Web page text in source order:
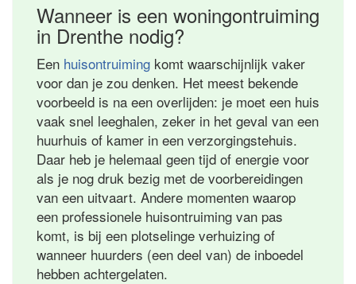
Wanneer is een woningontruiming
in Drenthe nodig?
Een huisontruiming komt waarschijnlijk vaker
voor dan je zou denken. Het meest bekende
voorbeeld is na een overlijden: je moet een huis
vaak snel leeghalen, zeker in het geval van een
huurhuis of kamer in een verzorgingstehuis.
Daar heb je helemaal geen tijd of energie voor
als je nog druk bezig met de voorbereidingen
van een uitvaart. Andere momenten waarop
een professionele huisontruiming van pas
komt, is bij een plotselinge verhuizing of
wanneer huurders (een deel van) de inboedel
hebben achtergelaten.